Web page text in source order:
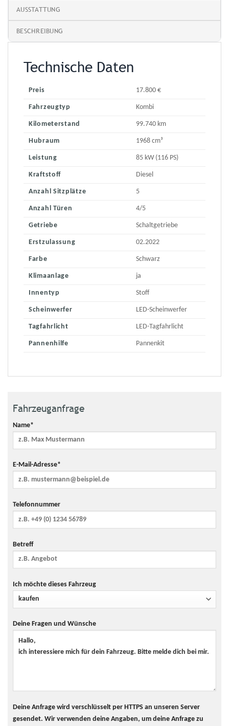
AUSSTATTUNG
BESCHREIBUNG
Technische Daten
Preis 17.800 €
Fahrzeugtyp Kombi
Kilometerstand 99.740 km
Hubraum 1968 cm³
Leistung 85 kW (116 PS)
Kraftstoff Diesel
Anzahl Sitzplätze 5
Anzahl Türen 4/5
Getriebe Schaltgetriebe
Erstzulassung 02.2022
Farbe Schwarz
Klimaanlage ja
Innentyp Stoff
Scheinwerfer LED-Scheinwerfer
Tagfahrlicht LED-Tagfahrlicht
Pannenhilfe Pannenkit
Fahrzeuganfrage
Name*
E-Mail-Adresse*
Telefonnummer
Betreff
Ich möchte dieses Fahrzeug
Deine Fragen und Wünsche
Deine Anfrage wird verschlüsselt per HTTPS an unseren Server
gesendet. Wir verwenden deine Angaben, um deine Anfrage zu